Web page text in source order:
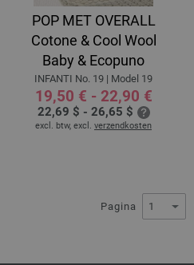
POP MET OVERALL
Cotone & Cool Wool
Baby & Ecopuno
INFANTI No. 19 | Model 19
19,50 € - 22,90 €
22,69 $ - 26,65 $
excl. btw, excl. verzendkosten
Pagina